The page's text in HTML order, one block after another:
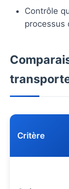
Contrôle
processus
Critère